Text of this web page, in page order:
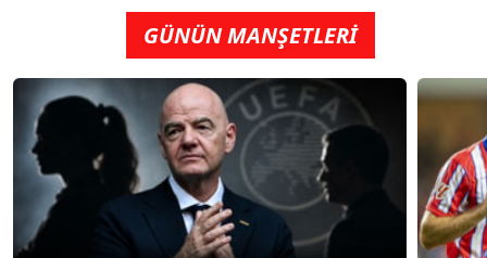
GÜNÜN MANŞETLERİ